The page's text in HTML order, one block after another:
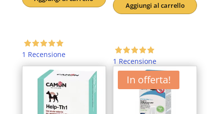
originaleattuale
1 Recensione
originaleattuale
Aggiungi al carrello
1 Recensione
In offerta!